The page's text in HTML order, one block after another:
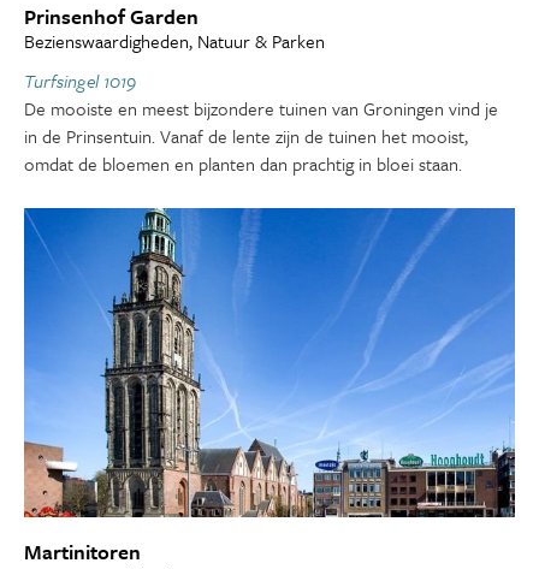
Prinsenhof Garden
Bezienswaardigheden, Natuur & Parken
Turfsingel 1019
De mooiste en meest bijzondere tuinen van Groningen vind je
in de Prinsentuin. Vanaf de lente zijn de tuinen het mooist,
omdat de bloemen en planten dan prachtig in bloei staan.
Martinitoren